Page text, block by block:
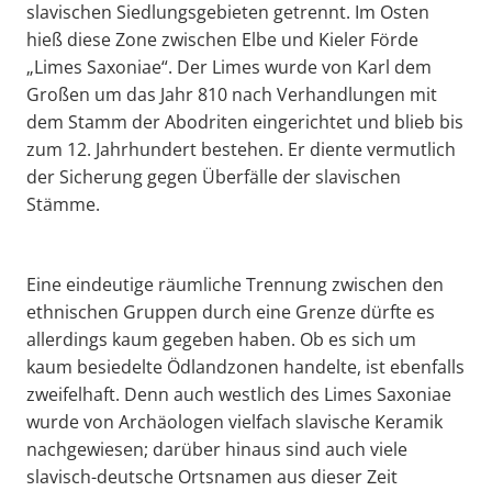
slavischen Siedlungsgebieten getrennt. Im Osten
hieß diese Zone zwischen Elbe und Kieler Förde
„Limes Saxoniae“. Der Limes wurde von Karl dem
Großen um das Jahr 810 nach Verhandlungen mit
dem Stamm der Abodriten eingerichtet und blieb bis
zum 12. Jahrhundert bestehen. Er diente vermutlich
der Sicherung gegen Überfälle der slavischen
Stämme.
Eine eindeutige räumliche Trennung zwischen den
ethnischen Gruppen durch eine Grenze dürfte es
allerdings kaum gegeben haben. Ob es sich um
kaum besiedelte Ödlandzonen handelte, ist ebenfalls
zweifelhaft. Denn auch westlich des Limes Saxoniae
wurde von Archäologen vielfach slavische Keramik
nachgewiesen; darüber hinaus sind auch viele
slavisch-deutsche Ortsnamen aus dieser Zeit